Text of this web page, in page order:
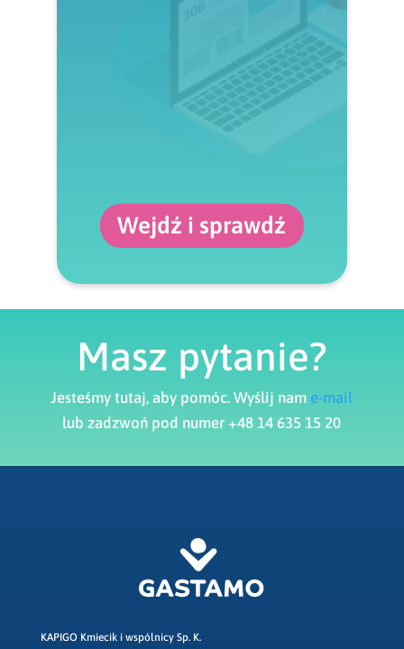
Wejdź i sprawdź
Masz pytanie?
Jesteśmy tutaj, aby pomóc. Wyślij nam e-mail
lub zadzwoń pod numer +48 14 635 15 20
KAPIGO Kmiecik i wspólnicy Sp. K.